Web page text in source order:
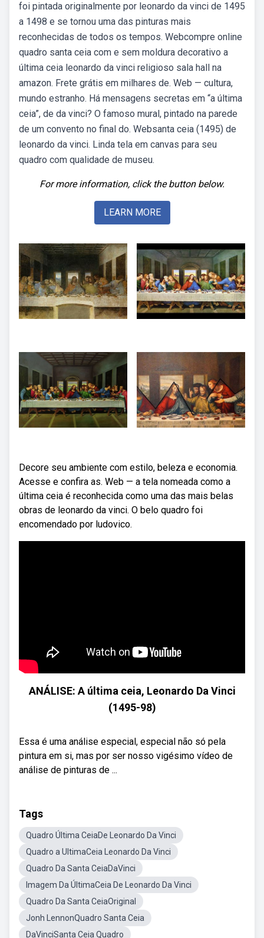
foi pintada originalmente por leonardo da vinci de 1495
a 1498 e se tornou uma das pinturas mais
reconhecidas de todos os tempos. Webcompre online
quadro santa ceia com e sem moldura decorativo a
última ceia leonardo da vinci religioso sala hall na
amazon. Frete grátis em milhares de. Web — cultura,
mundo estranho. Há mensagens secretas em “a última
ceia”, de da vinci? O famoso mural, pintado na parede
de um convento no final do. Websanta ceia (1495) de
leonardo da vinci. Linda tela em canvas para seu
quadro com qualidade de museu.
For more information, click the button below.
LEARN MORE
Decore seu ambiente com estilo, beleza e economia.
Acesse e confira as. Web — a tela nomeada como a
última ceia é reconhecida como uma das mais belas
obras de leonardo da vinci. O belo quadro foi
encomendado por ludovico.
ANÁLISE: A última ceia, Leonardo Da Vinci
(1495-98)
Essa é uma análise especial, especial não só pela
pintura em si, mas por ser nosso vigésimo vídeo de
análise de pinturas de ...
Tags
Quadro Última CeiaDe Leonardo Da Vinci
Quadro a UltimaCeia Leonardo Da Vinci
Quadro Da Santa CeiaDaVinci
Imagem Da ÚltimaCeia De Leonardo Da Vinci
Quadro Da Santa CeiaOriginal
Jonh LennonQuadro Santa Ceia
DaVinciSanta Ceia Quadro